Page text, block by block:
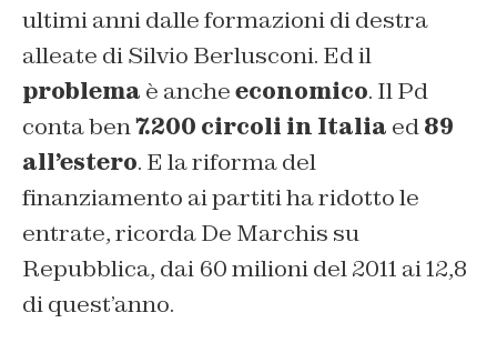
ultimi anni dalle formazioni di destra
alleate di Silvio Berlusconi. Ed il
problema è ancheeconomico. Il Pd
conta ben7.200 circoli in Italia ed89
all’estero. E la riforma del
finanziamento ai partiti ha ridotto le
entrate, ricorda De Marchis su
Repubblica, dai 60 milioni del 2011 ai 12,8
di quest’anno.